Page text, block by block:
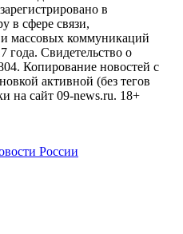
в
в сфере связи,
массовых коммуникаций
года. Свидетельство о
Копирование новостей с
активной (без тегов
на сайт 09-news.ru. 18+